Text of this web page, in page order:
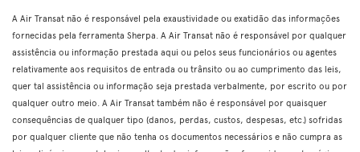
A Air Transat não é responsável pela exaustividade ou exatidão das informações
fornecidas pela ferramenta Sherpa. A Air Transat não é responsável por qualquer
assistência ou informação prestada aqui ou pelos seus funcionários ou agentes
relativamente aos requisitos de entrada ou trânsito ou ao cumprimento das leis,
quer tal assistência ou informação seja prestada verbalmente, por escrito ou por
qualquer outro meio. A Air Transat também não é responsável por quaisquer
consequências de qualquer tipo (danos, perdas, custos, despesas, etc.) sofridas
por qualquer cliente que não tenha os documentos necessários e não cumpra as